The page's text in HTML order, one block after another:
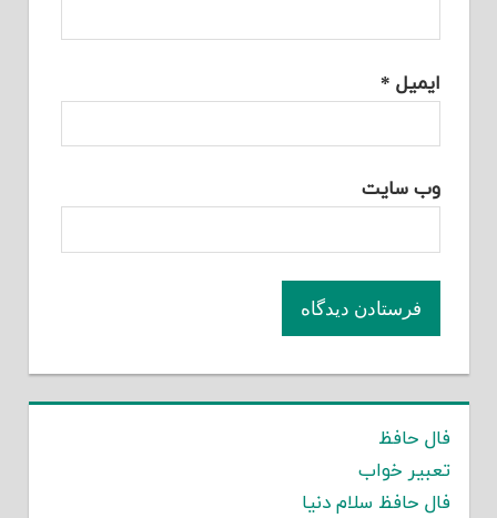
ایمیل *
وب‌ سایت
فال حافظ
تعبیر خواب
فال حافظ سلام دنیا